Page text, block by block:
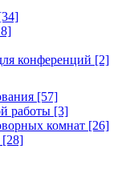
конференций [2]
[57]
работы [3]
комнат [26]
[28]